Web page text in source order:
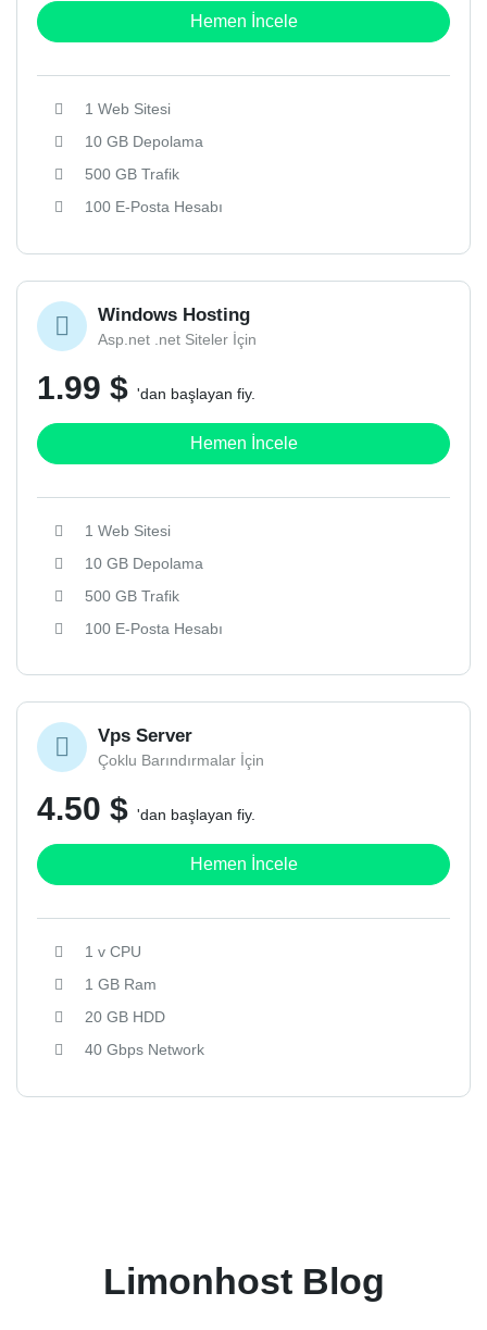
Hemen İncele
1 Web Sitesi
10 GB Depolama
500 GB Trafik
100 E-Posta Hesabı
Windows Hosting
Asp.net .net Siteler İçin
1.99 $ 'dan başlayan fiy.
Hemen İncele
1 Web Sitesi
10 GB Depolama
500 GB Trafik
100 E-Posta Hesabı
Vps Server
Çoklu Barındırmalar İçin
4.50 $ 'dan başlayan fiy.
Hemen İncele
1 v CPU
1 GB Ram
20 GB HDD
40 Gbps Network
Limonhost Blog